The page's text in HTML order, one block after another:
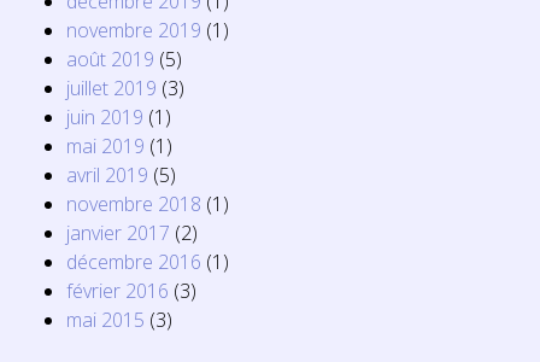
novembre 2019 (1)
août 2019 (5)
juillet 2019 (3)
juin 2019 (1)
mai 2019 (1)
avril 2019 (5)
novembre 2018 (1)
janvier 2017 (2)
décembre 2016 (1)
février 2016 (3)
mai 2015 (3)